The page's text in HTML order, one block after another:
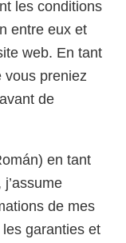
les conditions
entre eux et
web. En tant
vous preniez
de
en tant
de mes
garanties et